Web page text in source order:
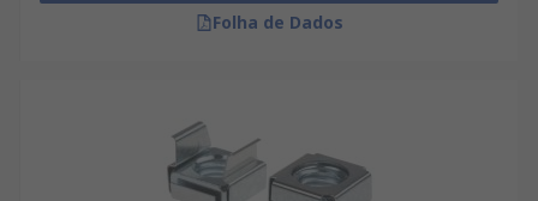
Folha de Dados